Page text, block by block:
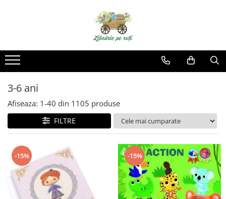
3-6 ani
Afiseaza: 1-40 din 1105 produse
FILTRE
-15% -15%